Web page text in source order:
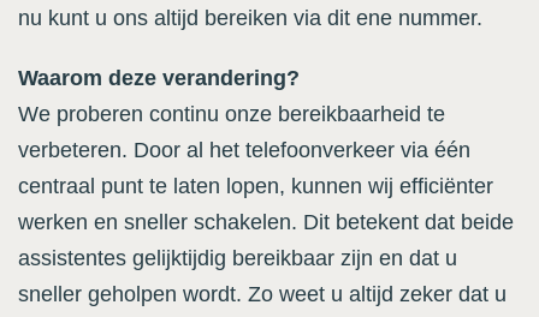
nu kunt u ons altijd bereiken via dit ene nummer.
Waarom deze verandering?
We proberen continu onze bereikbaarheid te
verbeteren. Door al het telefoonverkeer via één
centraal punt te laten lopen, kunnen wij efficiënter
werken en sneller schakelen. Dit betekent dat beide
assistentes gelijktijdig bereikbaar zijn en dat u
sneller geholpen wordt. Zo weet u altijd zeker dat u